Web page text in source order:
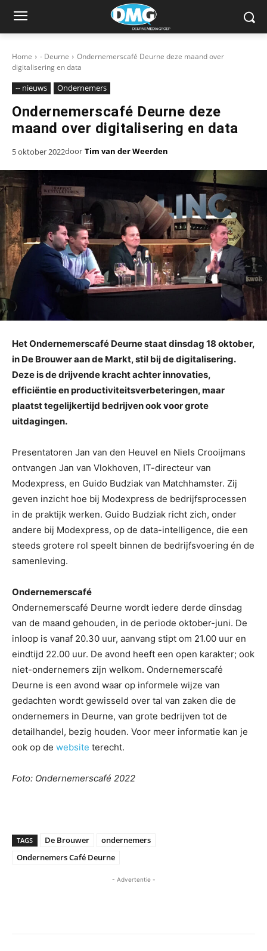
Home - Deurne
Ondernemerscafé Deurne deze maand over
digitalisering en data
-- nieuws Ondernemers
Ondernemerscafé Deurne deze
maand over digitalisering en data
5 oktober 2022door Tim van der Weerden
Het Ondernemerscafé Deurne staat dinsdag 18 oktober,
in De Brouwer aan de Markt, stil bij de digitalisering.
Deze is de drijvende kracht achter innovaties,
efficiëntie en productiviteitsverbeteringen, maar
plaatst tegelijkertijd bedrijven ook voor grote
uitdagingen.
Presentatoren Jan van den Heuvel en Niels Crooijmans
ontvangen Jan van Vlokhoven, IT-directeur van
Modexpress, en Guido Budziak van Matchhamster. Zij
geven inzicht hoe bij Modexpress de bedrijfsprocessen
in de praktijk werken. Guido Budziak richt zich, onder
andere bij Modexpress, op de data-intelligence, die een
steeds grotere rol speelt binnen de bedrijfsvoering én de
samenleving.
Ondernemerscafé
Ondernemerscafé Deurne wordt iedere derde dinsdag
van de maand gehouden, in de periode oktober-juni. De
inloop is vanaf 20.30 uur, aanvang stipt om 21.00 uur en
eindtijd 22.00 uur. De avond heeft een open karakter; ook
niet-ondernemers zijn welkom. Ondernemerscafé
Deurne is een avond waar op informele wijze van
gedachten wordt gewisseld over tal van zaken die de
ondernemers in Deurne, van grote bedrijven tot de
detailhandel, bezig houden. Voor meer informatie kan je
ook op de website terecht.
Foto: Ondernemerscafé 2022
TAGS De Brouwer
ondernemers
Ondernemers Café Deurne
- Advertentie -